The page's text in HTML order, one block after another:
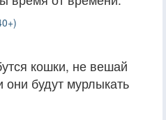
кошки, не вешай
будут мурлыкать